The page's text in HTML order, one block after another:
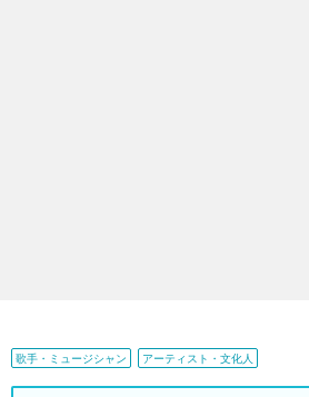
歌手・ミュージシャン アーティスト・文化人